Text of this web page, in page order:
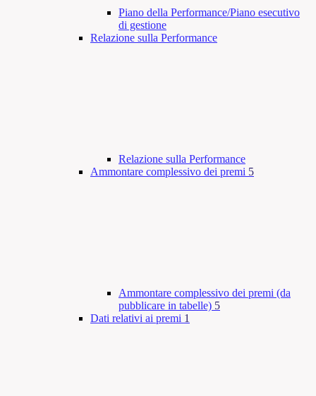
Piano della Performance/Piano esecutivo
di gestione
Relazione sulla Performance
Relazione sulla Performance
Ammontare complessivo dei premi 5
Ammontare complessivo dei premi (da
pubblicare in tabelle) 5
Dati relativi ai premi 1